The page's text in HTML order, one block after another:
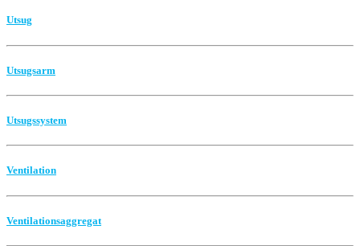
Utsug
Utsugsarm
Utsugssystem
Ventilation
Ventilationsaggregat